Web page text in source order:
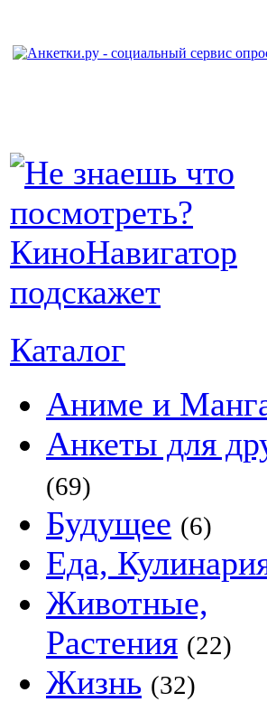
Каталог
Аниме и
Анкеты для
(69)
Будущее (6)
Еда,
Животные,
Растения (22)
Жизнь (32)